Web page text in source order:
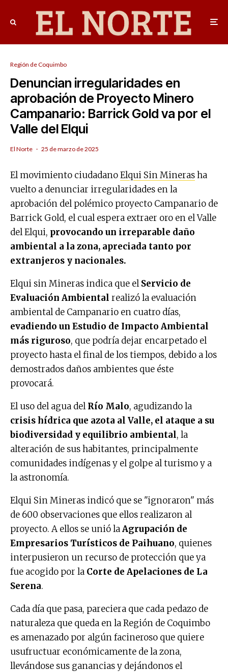
Región de Coquimbo
Denuncian irregularidades en
aprobación de Proyecto Minero
Campanario: Barrick Gold va por el
Valle del Elqui
El Norte · 25 de marzo de 2025
El movimiento ciudadanoElqui Sin Minerasha
vuelto a denunciar irregularidades en la
aprobación del polémico proyecto Campanario de
Barrick Gold, el cual espera extraer oro en el Valle
del Elqui, provocando un irreparable daño
ambiental a la zona, apreciada tanto por
extranjeros y nacionales.
Elqui sin Mineras indica que elServicio de
Evaluación Ambiental realizó la evaluación
ambiental de Campanario en cuatro días,
evadiendo un Estudio de Impacto Ambiental
más riguroso, que podría dejar encarpetado el
proyecto hasta el final de los tiempos, debido a los
demostrados daños ambientes que éste
provocará.
El uso del agua delRío Malo, agudizando la
crisis hídrica que azota al Valle, el ataque a su
biodiversidad y equilibrio ambiental, la
alteración de sus habitantes, principalmente
comunidades indígenas y el golpe al turismo y a
la astronomía.
Elqui Sin Mineras indicó que se "ignoraron" más
de 600 observaciones que ellos realizaron al
proyecto. A ellos se unió laAgrupación de
Empresarios Turísticos de Paihuano, quienes
interpusieron un recurso de protección que ya
fue acogido por la Corte de Apelaciones de La
Serena.
Cada día que pasa, pareciera que cada pedazo de
naturaleza que queda en la Región de Coquimbo
es amenazado por algún facineroso que quiere
usufructuar económicamente de la zona,
llevándose sus ganancias y dejándonos el